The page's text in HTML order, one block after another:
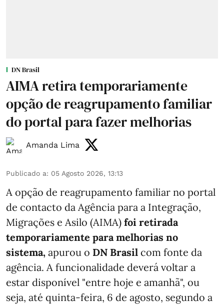
DN Brasil
AIMA retira temporariamente
opção de reagrupamento familiar
do portal para fazer melhorias
Amanda Lima
Publicado a: 05 Agosto 2026, 13:13
A opção de reagrupamento familiar no portal
de contacto da Agência para a Integração,
Migrações e Asilo (AIMA) foi retirada
temporariamente para melhorias no
sistema, apurou o DN Brasil com fonte da
agência. A funcionalidade deverá voltar a
estar disponível "entre hoje e amanhã", ou
seja, até quinta-feira, 6 de agosto, segundo a